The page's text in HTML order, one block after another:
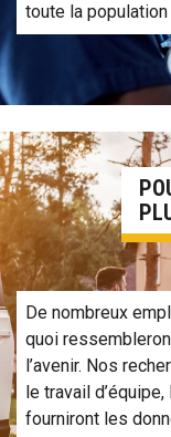
toute la population
En savoir plus sur la
De nombreux
quoi
l’avenir. Nos
le travail
fourniront les